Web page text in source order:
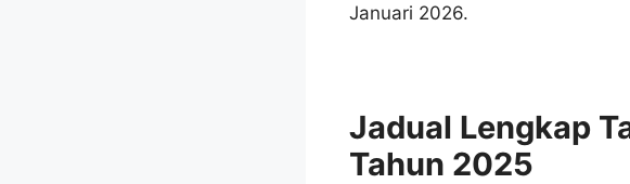
Januari 2026.
Jadual Lengkap
Tahun 2025